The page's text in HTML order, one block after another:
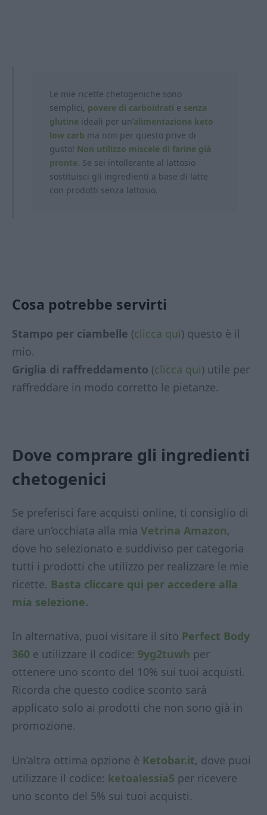
Le mie ricette chetogeniche sono
semplici, povere di carboidrati e senza
glutine ideali per un’alimentazione keto
low carb ma non per questo prive di
gusto! Non utilizzo miscele di farine già
pronte. Se sei intollerante al lattosio
sostituisci gli ingredienti a base di latte
con prodotti senza lattosio.
Cosa potrebbe servirti
Stampo per ciambelle (clicca qui) questo è il
mio.
Griglia di raffreddamento (clicca qui) utile per
raffreddare in modo corretto le pietanze.
Dove comprare gli ingredienti
chetogenici
Se preferisci fare acquisti online, ti consiglio di
dare un’occhiata alla mia Vetrina Amazon,
dove ho selezionato e suddiviso per categoria
tutti i prodotti che utilizzo per realizzare le mie
ricette. Basta cliccare qui per accedere alla
mia selezione.
In alternativa, puoi visitare il sito Perfect Body
360 e utilizzare il codice: 9yg2tuwh per
ottenere uno sconto del 10% sui tuoi acquisti.
Ricorda che questo codice sconto sarà
applicato solo ai prodotti che non sono già in
promozione.
Un’altra ottima opzione è Ketobar.it, dove puoi
utilizzare il codice: ketoalessia5 per ricevere
uno sconto del 5% sui tuoi acquisti.